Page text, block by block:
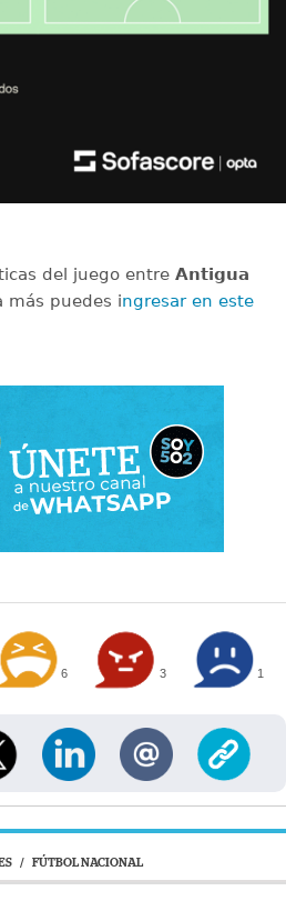
del juego entre Antigua
más puedes ingresar en este
6 3 1
/ FÚTBOL NACIONAL